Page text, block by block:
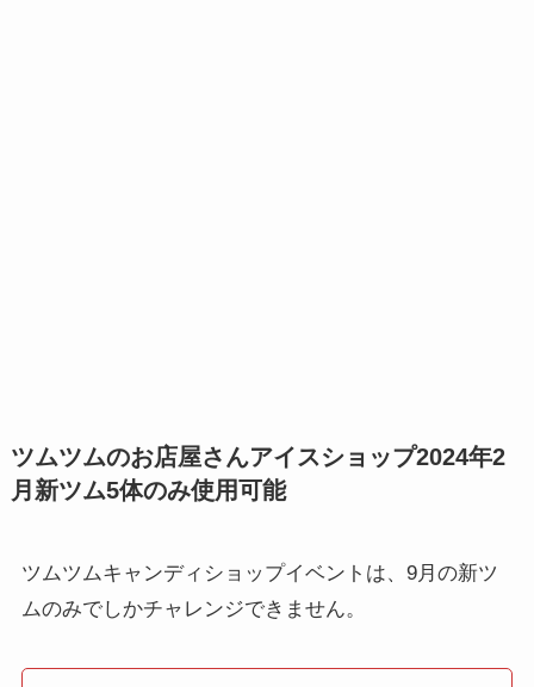
ツムツムのお店屋さんアイスショップ2024年2
月新ツム5体のみ使用可能
ツムツムキャンディショップイベントは、9月の新ツ
ムのみでしかチャレンジできません。